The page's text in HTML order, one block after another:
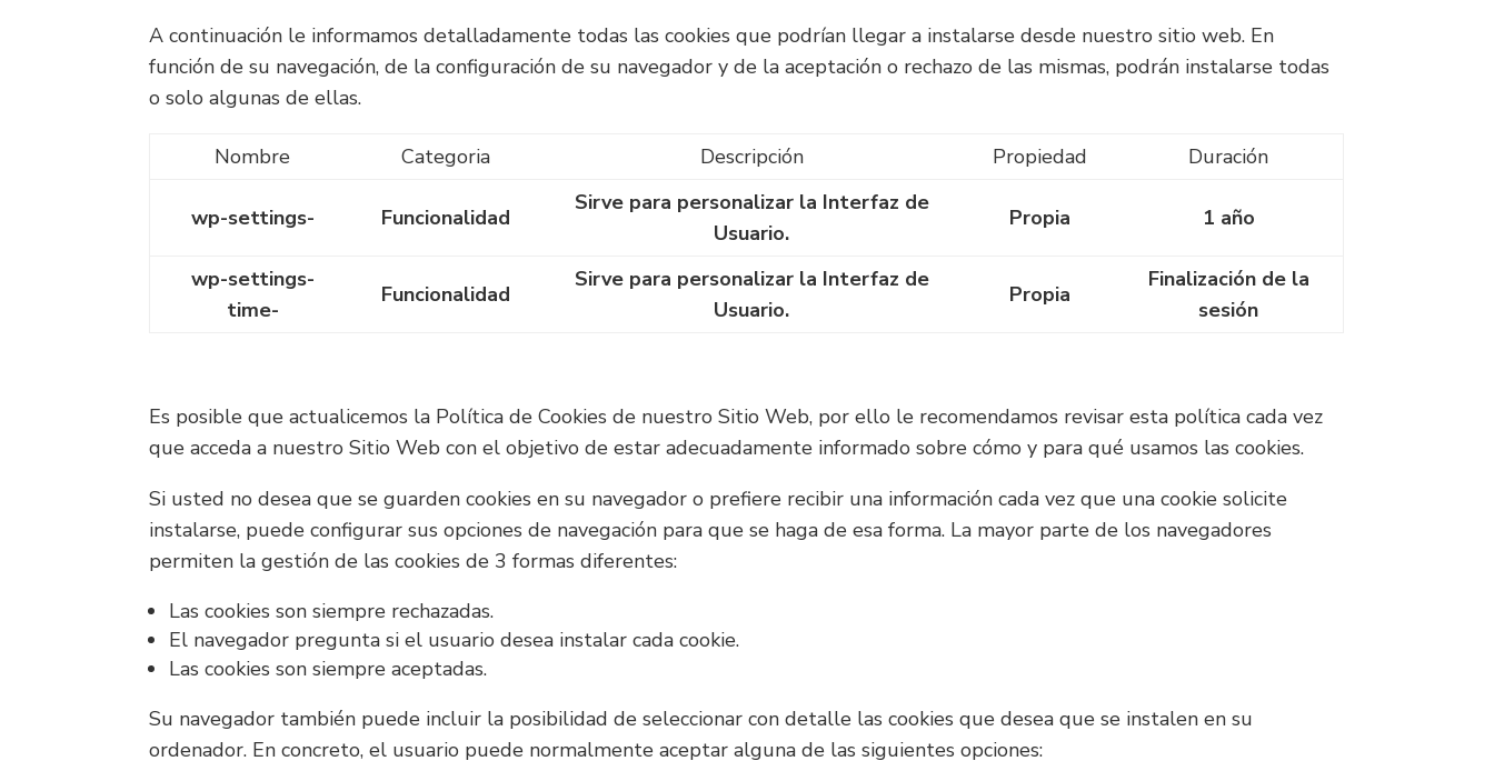
A continuación le informamos detalladamente todas las cookies que podrían llegar a instalarse desde nuestro sitio web. En
función de su navegación, de la configuración de su navegador y de la aceptación o rechazo de las mismas, podrán instalarse todas
o solo algunas de ellas.
Nombre Categoria Descripción Propiedad Duración
wp-settings- Funcionalidad
Sirve para personalizar la Interfaz de
Usuario.
Propia 1 año
wp-settings-
time-
Funcionalidad
Sirve para personalizar la Interfaz de
Usuario.
Propia
Finalización de la
sesión
Es posible que actualicemos la Política de Cookies de nuestro Sitio Web, por ello le recomendamos revisar esta política cada vez
que acceda a nuestro Sitio Web con el objetivo de estar adecuadamente informado sobre cómo y para qué usamos las cookies.
Si usted no desea que se guarden cookies en su navegador o prefiere recibir una información cada vez que una cookie solicite
instalarse, puede configurar sus opciones de navegación para que se haga de esa forma. La mayor parte de los navegadores
permiten la gestión de las cookies de 3 formas diferentes:
Las cookies son siempre rechazadas.
El navegador pregunta si el usuario desea instalar cada cookie.
Las cookies son siempre aceptadas.
Su navegador también puede incluir la posibilidad de seleccionar con detalle las cookies que desea que se instalen en su
ordenador. En concreto, el usuario puede normalmente aceptar alguna de las siguientes opciones: